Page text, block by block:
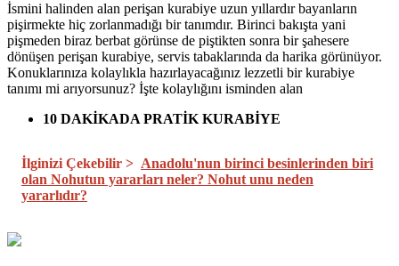
İsmini halinden alan perişan kurabiye uzun yıllardır bayanların
pişirmekte hiç zorlanmadığı bir tanımdır. Birinci bakışta yani
pişmeden biraz berbat görünse de piştikten sonra bir şahesere
dönüşen perişan kurabiye, servis tabaklarında da harika görünüyor.
Konuklarınıza kolaylıkla hazırlayacağınız lezzetli bir kurabiye
tanımı mi arıyorsunuz? İşte kolaylığını isminden alan
10 DAKİKADA PRATİK KURABİYE
İlginizi Çekebilir > Anadolu'nun birinci besinlerinden biri
olan Nohutun yararları neler? Nohut unu neden
yararlıdır?